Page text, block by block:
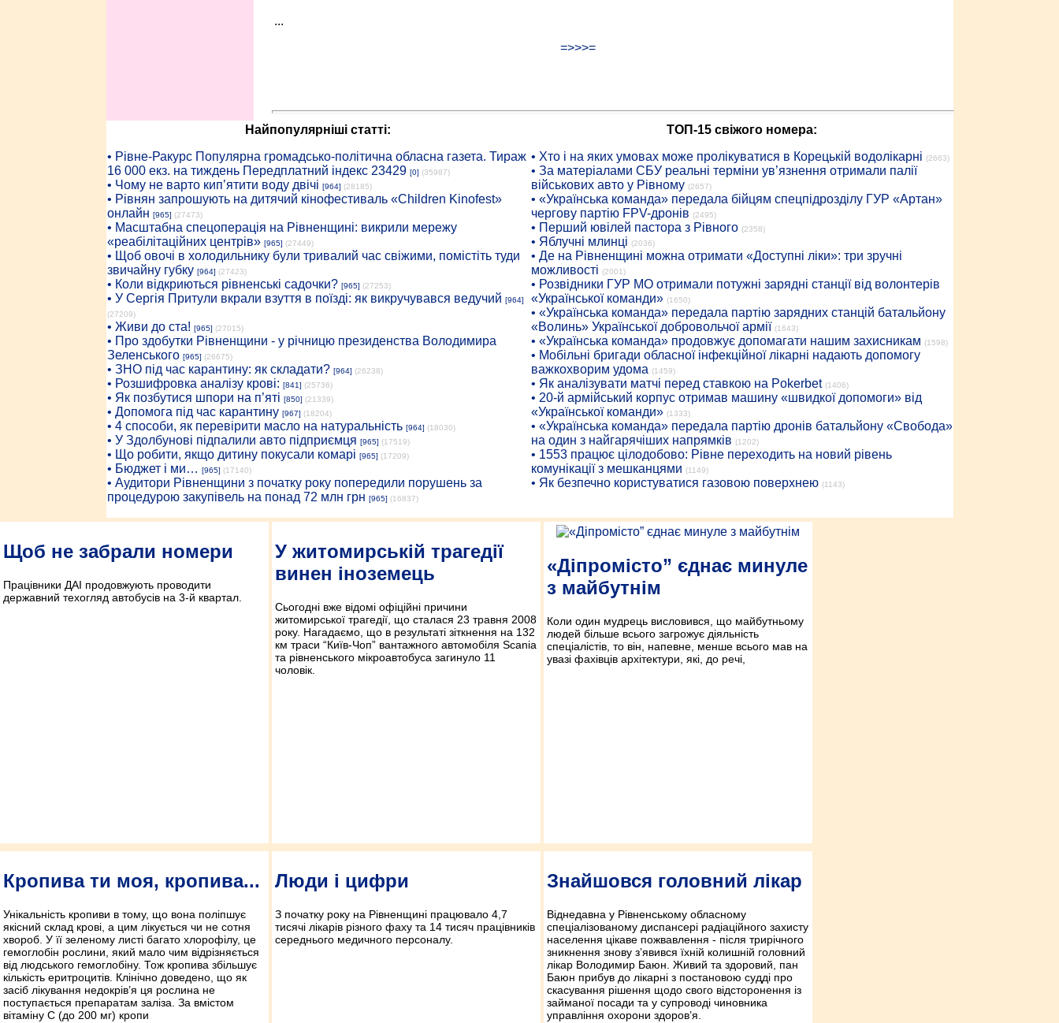
...
=>>>=
Найпопулярніші статті:
• Рiвне-Ракурс Популярна громадсько-політична обласна газета. Тираж
16 000 екз. на тиждень Передплатний індекс 23429 [0] (35987)
• Чому не варто кип’ятити воду двічі [964] (28185)
• Рівнян запрошують на дитячий кінофестиваль «Children Kinofest»
онлайн [965] (27473)
• Масштабна спецоперація на Рівненщині: викрили мережу
«реабілітаційних центрів» [965] (27449)
• Щоб овочі в холодильнику були тривалий час свіжими, помістіть туди
звичайну губку [964] (27423)
• Коли відкриються рівненські садочки? [965] (27253)
• У Сергія Притули вкрали взуття в поїзді: як викручувався ведучий [964]
(27209)
• Живи до ста! [965] (27015)
• Про здобутки Рівненщини - у річницю президенства Володимира
Зеленського [965] (26675)
• ЗНО під час карантину: як складати? [964] (26238)
• Розшифровка аналізу крові: [841] (25736)
• Як позбутися шпори на п’яті [850] (21339)
• Допомога під час карантину [967] (18204)
• 4 способи, як перевірити масло на натуральність [964] (18030)
• У Здолбунові підпалили авто підприємця [965] (17519)
• Що робити, якщо дитину покусали комарі [965] (17209)
• Бюджет і ми… [965] (17140)
• Аудитори Рівненщини з початку року попередили порушень за
процедурою закупівель на понад 72 млн грн [965] (16837)
ТОП-15 свіжого номера:
• Хто і на яких умовах може пролікуватися в Корецькій водолікарні (2663)
• За матеріалами СБУ реальні терміни ув’язнення отримали палії
військових авто у Рівному (2657)
• «Українська команда» передала бійцям спецпідрозділу ГУР «Артан»
чергову партію FPV-дронів (2495)
• Перший ювілей пастора з Рівного (2358)
• Яблучні млинці (2036)
• Де на Рівненщині можна отримати «Доступні ліки»: три зручні
можливості (2001)
• Розвідники ГУР МО отримали потужні зарядні станції від волонтерів
«Української команди» (1650)
• «Українська команда» передала партію зарядних станцій батальйону
«Волинь» Української добровольчої армії (1643)
• «Українська команда» продовжує допомагати нашим захисникам (1598)
• Мобільні бригади обласної інфекційної лікарні надають допомогу
важкохворим удома (1459)
• Як аналізувати матчі перед ставкою на Pokerbet (1406)
• 20-й армійський корпус отримав машину «швидкої допомоги» від
«Української команди» (1333)
• «Українська команда» передала партію дронів батальйону «Свобода»
на один з найгарячіших напрямків (1202)
• 1553 працює цілодобово: Рівне переходить на новий рівень
комунікації з мешканцями (1149)
• Як безпечно користуватися газовою поверхнею (1143)
Щоб не забрали номери
Працівники ДАІ продовжують проводити
державний техогляд автобусів на 3-й квартал.
У житомирській трагедії
винен іноземець
Сьогодні вже відомі офіційні причини
житомирської трагедії, що сталася 23 травня 2008
року. Нагадаємо, що в результаті зіткнення на 132
км траси “Київ-Чоп” вантажного автомобіля Scania
та рівненського мікроавтобуса загинуло 11
чоловік.
«Діпромісто” єднає минуле
з майбутнім
Коли один мудрець висловився, що майбутньому
людей більше всього загрожує діяльність
спеціалістів, то він, напевне, менше всього мав на
увазі фахівців архітектури, які, до речі,
Кропива ти моя, кропива...
Унікальність кропиви в тому, що вона поліпшує
якісний склад крові, а цим лікується чи не сотня
хвороб. У її зеленому листі багато хлорофілу, це
гемоглобін рослини, який мало чим відрізняється
від людського гемоглобіну. Тож кропива збільшує
кількість еритроцитів. Клінічно доведено, що як
засіб лікування недокрів’я ця рослина не
поступається препаратам заліза. За вмістом
вітаміну С (до 200 мг) кропи
Люди і цифри
З початку року на Рівненщині працювало 4,7
тисячі лікарів різного фаху та 14 тисяч працівників
середнього медичного персоналу.
Знайшовся головний лікар
Віднедавна у Рівненському обласному
спеціалізованому диспансері радіаційного захисту
населення цікаве пожвавлення - після трирічного
зникнення знову з’явився їхній колишній головний
лікар Володимир Баюн. Живий та здоровий, пан
Баюн прибув до лікарні з постановою судді про
скасування рішення щодо свого відсторонення із
займаної посади та у супроводі чиновника
управління охорони здоров’я.